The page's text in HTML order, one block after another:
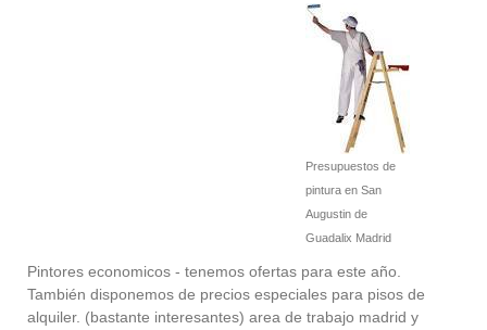
Presupuestos de
pintura en San
Augustin de
Guadalix Madrid
Pintores economicos - tenemos ofertas para este año.
También disponemos de precios especiales para pisos de
alquiler. (bastante interesantes) area de trabajo madrid y